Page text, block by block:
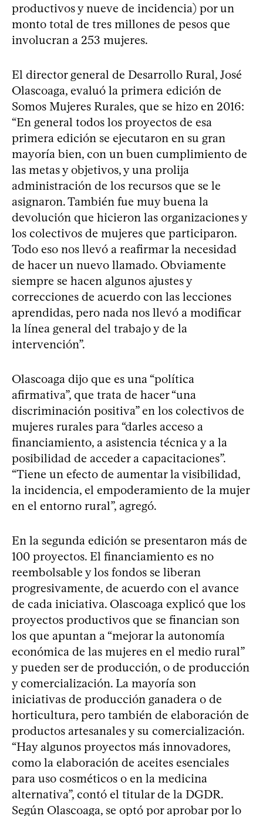
productivos y nueve de incidencia) por un
monto total de tres millones de pesos que
involucran a 253 mujeres.
El director general de Desarrollo Rural, José
Olascoaga, evaluó la primera edición de
Somos Mujeres Rurales, que se hizo en 2016:
“En general todos los proyectos de esa
primera edición se ejecutaron en su gran
mayoría bien, con un buen cumplimiento de
las metas y objetivos, y una prolija
administración de los recursos que se le
asignaron. También fue muy buena la
devolución que hicieron las organizaciones y
los colectivos de mujeres que participaron.
Todo eso nos llevó a reafirmar la necesidad
de hacer un nuevo llamado. Obviamente
siempre se hacen algunos ajustes y
correcciones de acuerdo con las lecciones
aprendidas, pero nada nos llevó a modificar
la línea general del trabajo y de la
intervención”.
Olascoaga dijo que es una “política
afirmativa”, que trata de hacer “una
discriminación positiva” en los colectivos de
mujeres rurales para “darles acceso a
financiamiento, a asistencia técnica y a la
posibilidad de acceder a capacitaciones”.
“Tiene un efecto de aumentar la visibilidad,
la incidencia, el empoderamiento de la mujer
en el entorno rural”, agregó.
En la segunda edición se presentaron más de
100 proyectos. El financiamiento es no
reembolsable y los fondos se liberan
progresivamente, de acuerdo con el avance
de cada iniciativa. Olascoaga explicó que los
proyectos productivos que se financian son
los que apuntan a “mejorar la autonomía
económica de las mujeres en el medio rural”
y pueden ser de producción, o de producción
y comercialización. La mayoría son
iniciativas de producción ganadera o de
horticultura, pero también de elaboración de
productos artesanales y su comercialización.
“Hay algunos proyectos más innovadores,
como la elaboración de aceites esenciales
para uso cosméticos o en la medicina
alternativa”, contó el titular de la DGDR.
Según Olascoaga, se optó por aprobar por lo